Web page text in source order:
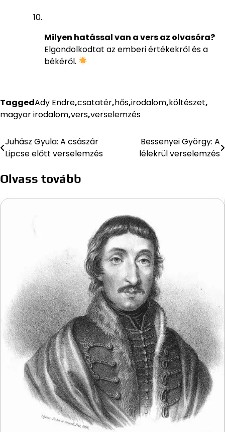
Milyen hatással van a vers az olvasóra?
Elgondolkodtat az emberi értékekről és a
békéről.
TaggedAdy Endre,csatatér,hős,irodalom,költészet,
magyar irodalom,vers,verselemzés
Bejegyzés
navigáció
Juhász Gyula: A császár
Lipcse előtt verselemzés
Bessenyei György: A
lélekrül verselemzés
Olvass tovább